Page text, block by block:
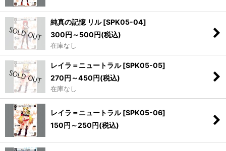
純真の記憶 リル [SPK05-04]
300円 ～500円(税込)
在庫なし
レイラ＝ニュートラル [SPK05-05]
270円 ～450円(税込)
在庫なし
レイラ＝ニュートラル [SPK05-06]
150円 ～250円(税込)